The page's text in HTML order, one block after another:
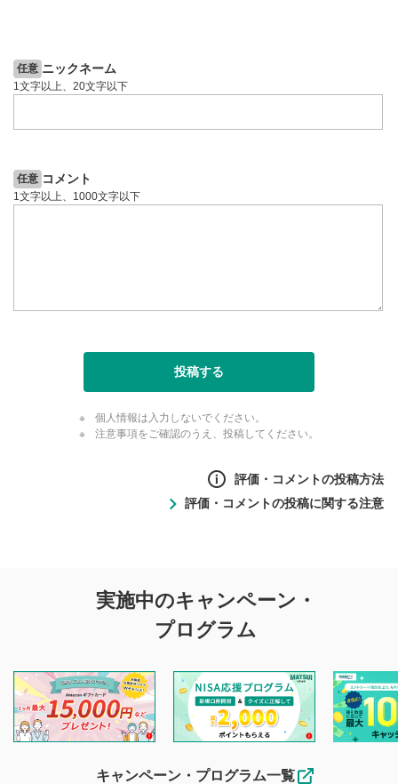
任意 ニックネーム
1文字以上、20文字以下
任意 コメント
1文字以上、1000文字以下
投稿する
個人情報は入力しないでください。
注意事項をご確認のうえ、投稿してください。
評価・コメントの投稿方法
評価・コメントの投稿に関する注意
投稿に関する注意
を目的として、各動画コンテンツに、評価およびコメントの
投稿ができます。利用者は以下の注意事項をご理解のうえ、
閲覧および投稿を行うものとしてください。
他の利用者が動画を視聴される際の参考になるコメントをお
待ちしております。
なお、投稿をもって、本注意事項に同意されたものとみなし
実施中のキャンペーン・
プログラム
キャンペーン・プログラム一覧